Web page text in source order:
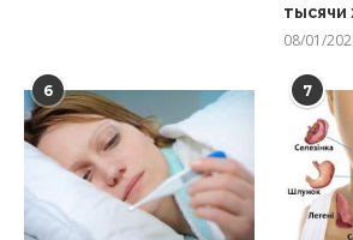
тысячи
08/01/
6 7